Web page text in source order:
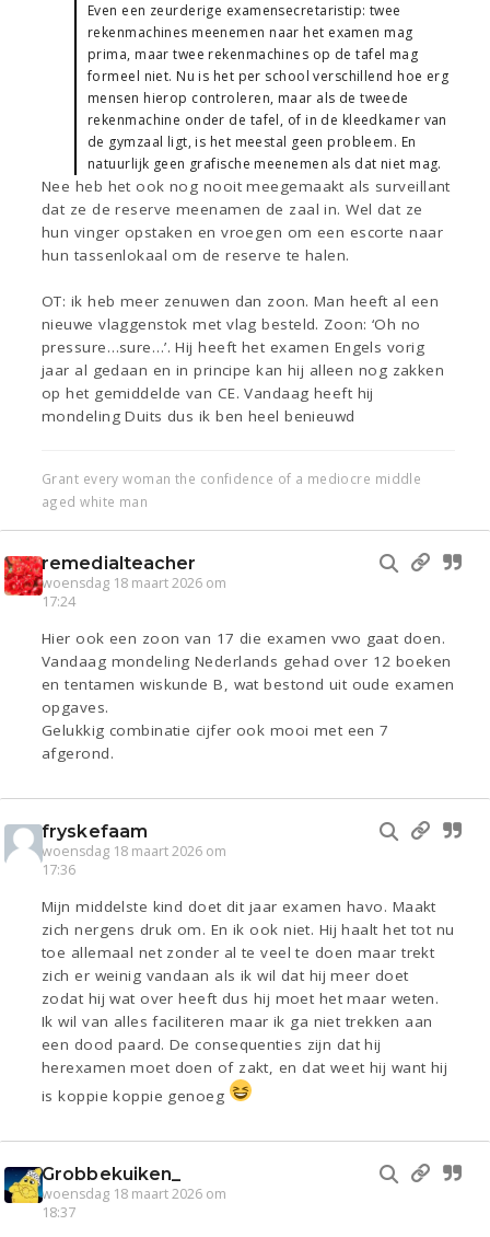
Even een zeurderige examensecretaristip: twee
rekenmachines meenemen naar het examen mag
prima, maar twee rekenmachines op de tafel mag
formeel niet. Nu is het per school verschillend hoe erg
mensen hierop controleren, maar als de tweede
rekenmachine onder de tafel, of in de kleedkamer van
de gymzaal ligt, is het meestal geen probleem. En
natuurlijk geen grafische meenemen als dat niet mag.
Nee heb het ook nog nooit meegemaakt als surveillant
dat ze de reserve meenamen de zaal in. Wel dat ze
hun vinger opstaken en vroegen om een escorte naar
hun tassenlokaal om de reserve te halen.
OT: ik heb meer zenuwen dan zoon. Man heeft al een
nieuwe vlaggenstok met vlag besteld. Zoon: ‘Oh no
pressure…sure…’. Hij heeft het examen Engels vorig
jaar al gedaan en in principe kan hij alleen nog zakken
op het gemiddelde van CE. Vandaag heeft hij
mondeling Duits dus ik ben heel benieuwd
Grant every woman the confidence of a mediocre middle
aged white man
remedialteacher
woensdag 18 maart 2026 om
17:24
Hier ook een zoon van 17 die examen vwo gaat doen.
Vandaag mondeling Nederlands gehad over 12 boeken
en tentamen wiskunde B, wat bestond uit oude examen
opgaves.
Gelukkig combinatie cijfer ook mooi met een 7
afgerond.
fryskefaam
woensdag 18 maart 2026 om
17:36
Mijn middelste kind doet dit jaar examen havo. Maakt
zich nergens druk om. En ik ook niet. Hij haalt het tot nu
toe allemaal net zonder al te veel te doen maar trekt
zich er weinig vandaan als ik wil dat hij meer doet
zodat hij wat over heeft dus hij moet het maar weten.
Ik wil van alles faciliteren maar ik ga niet trekken aan
een dood paard. De consequenties zijn dat hij
herexamen moet doen of zakt, en dat weet hij want hij
is koppie koppie genoeg
Grobbekuiken_
woensdag 18 maart 2026 om
18:37